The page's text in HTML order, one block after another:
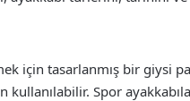
için tasarlanmış bir giysi
kullanılabilir. Spor